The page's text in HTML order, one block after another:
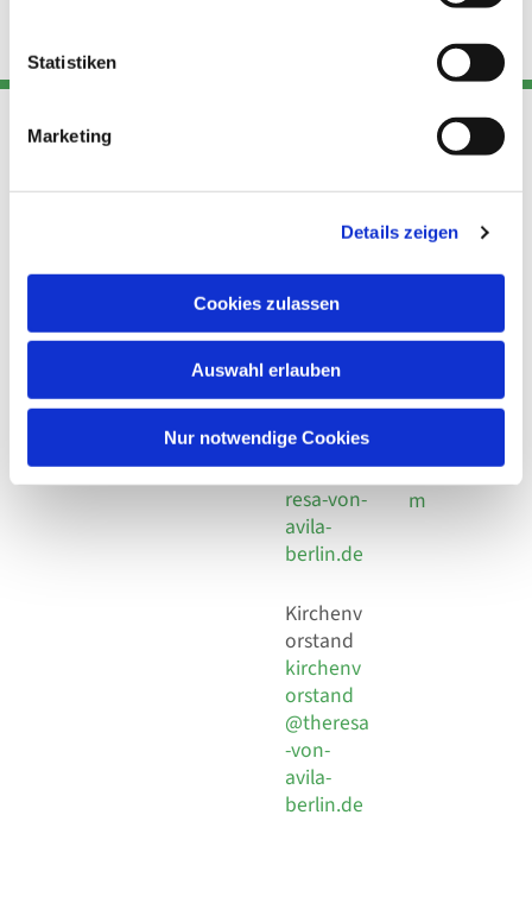
Statistiken
Marketing
Details zeigen
Cookies zulassen
Auswahl erlauben
Nur notwendige Cookies
Adresse
Kirchengemeinde Pfarrei
Hl. Theresa von Avila Berlin
Leitender Pfarrer - Norbert
Behaimstr. 39
Kont
Telefon
+49 30
924 64 28
Fax +49
30 924 54
18
E-Mail
info@the
resa-von-
avila-
berlin.de
Kirchenv
orstand
kirchenv
orstand
@theresa
-von-
avila-
berlin.de
Links
Datensch
utz
Social
Impressu
m